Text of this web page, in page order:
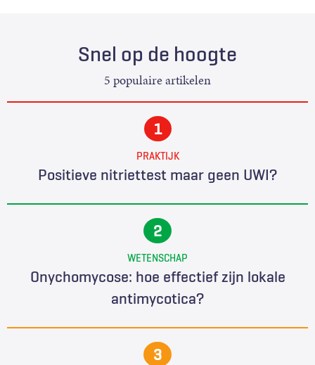
Snel op de hoogte
5 populaire artikelen
PRAKTIJK
Positieve nitriettest maar geen UWI?
WETENSCHAP
Onychomycose: hoe effectief zijn lokale
antimycotica?